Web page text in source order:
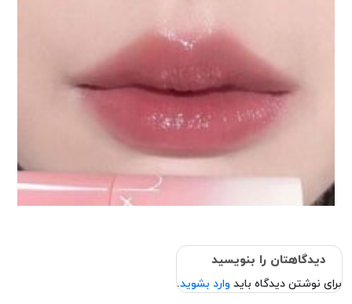
دیدگاهتان را بنویسید
برای نوشتن دیدگاه باید وارد بشوید.